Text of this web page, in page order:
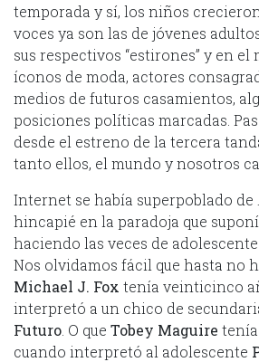
temporada y sí, los niños
voces ya son las de jóvenes
sus respectivos “estirones” y en el
íconos de moda, actores
medios de futuros casamientos,
posiciones políticas marcadas.
desde el estreno de la tercera
tanto ellos, el mundo y nosotros
Internet se había superpoblado de
hincapié en la paradoja que
haciendo las veces de
Nos olvidamos fácil que hasta no
Michael J. Fox tenía veinticinco
interpretó a un chico de
Futuro . O que Tobey Maguire
cuando interpretó al adolescente